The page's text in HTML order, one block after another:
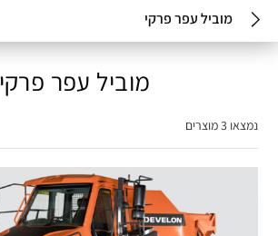
מוביל עפר פרקי
מוביל עפר פרקי
נמצאו 3 מוצרים